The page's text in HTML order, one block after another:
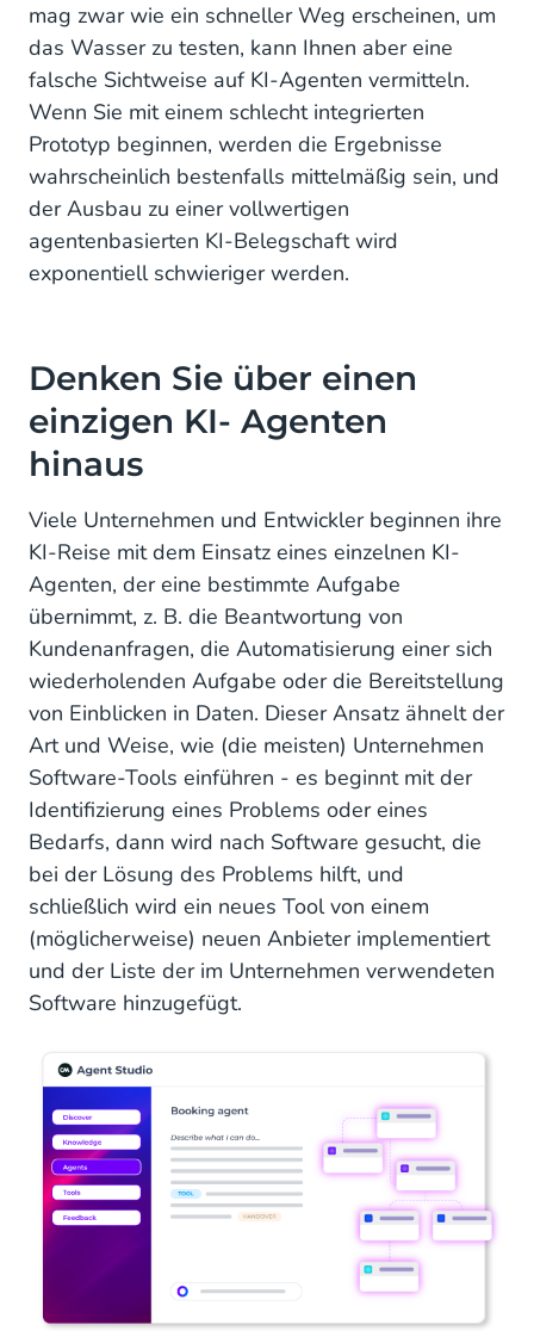
mag zwar wie ein schneller Weg erscheinen, um
das Wasser zu testen, kann Ihnen aber eine
falsche Sichtweise auf KI-Agenten vermitteln.
Wenn Sie mit einem schlecht integrierten
Prototyp beginnen, werden die Ergebnisse
wahrscheinlich bestenfalls mittelmäßig sein, und
der Ausbau zu einer vollwertigen
agentenbasierten KI-Belegschaft wird
exponentiell schwieriger werden.
Denken Sie über einen
einzigen KI- Agenten
hinaus
Viele Unternehmen und Entwickler beginnen ihre
KI-Reise mit dem Einsatz eines einzelnen KI-
Agenten, der eine bestimmte Aufgabe
übernimmt, z. B. die Beantwortung von
Kundenanfragen, die Automatisierung einer sich
wiederholenden Aufgabe oder die Bereitstellung
von Einblicken in Daten. Dieser Ansatz ähnelt der
Art und Weise, wie (die meisten) Unternehmen
Software-Tools einführen - es beginnt mit der
Identifizierung eines Problems oder eines
Bedarfs, dann wird nach Software gesucht, die
bei der Lösung des Problems hilft, und
schließlich wird ein neues Tool von einem
(möglicherweise) neuen Anbieter implementiert
und der Liste der im Unternehmen verwendeten
Software hinzugefügt.